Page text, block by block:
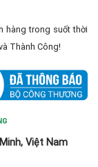
hàng trong suốt thời
Thành Công!
Việt Nam